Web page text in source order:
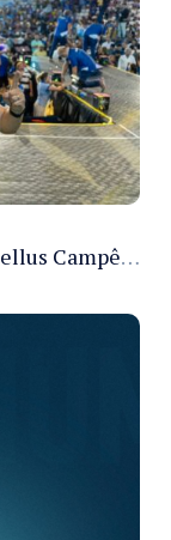
União Progressista confirma Marcellus Campêlo como candidato a deputado estadual